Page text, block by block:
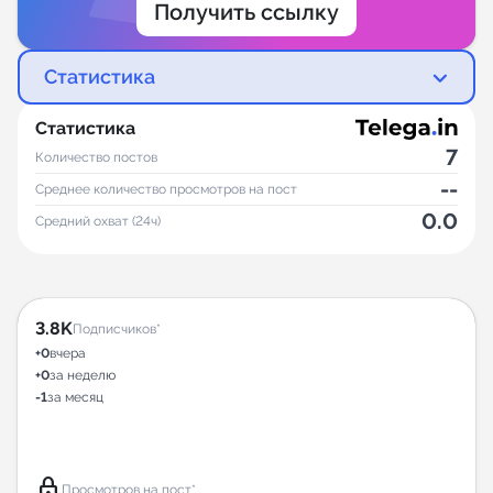
Получить ссылку
Статистика
Статистика
Количество постов 7
Среднее количество просмотров на пост --
Средний охват (24ч) 0.0
3.8KПодписчиков*
+0вчера
+0за неделю
-1за месяц
Просмотров на пост*